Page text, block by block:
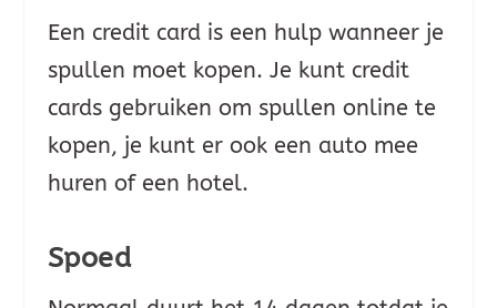
Een credit card is een hulp wanneer je
spullen moet kopen. Je kunt credit
cards gebruiken om spullen online te
kopen, je kunt er ook een auto mee
huren of een hotel.
Spoed